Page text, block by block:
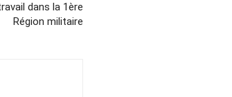
dans la 1ère
Région militaire